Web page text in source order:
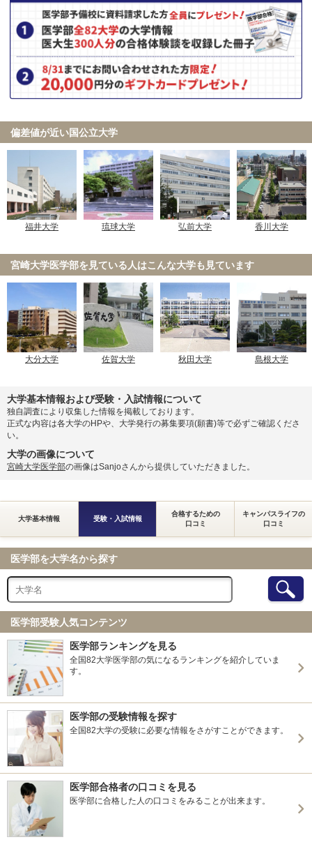
2月16日
北里大学 一般
東邦大学 一般
金沢医科大学 一般前期
兵庫医科大学 一般選抜B（英語資格試験活用型）
帝京大学 大学入学共通テスト利用
国際医療福祉大学 共通テスト利用
2月19日
杏林大学 共通テスト利用(前期)
大阪医科薬科大学 一般選抜（前期）
大阪医科薬科大学 一般選抜（大阪府地域枠）
獨協医科大学 新潟県地域枠
獨協医科大学 栃木県地域枠
東京慈恵会医科大学 一般
東邦大学 統一入試
関西医科大学 大学入学共通テスト利用(前期)
関西医科大学 大学入学共通テスト・一般選抜併用
国際医療福祉大学 共通テスト利用
2月22日
獨協医科大学 栃木県地域枠
東京慈恵会医科大学 一般
2月23日 東京慈恵会医科大学 一般
旭川医科大学 私費外国人留学生選抜
札幌医科大学 前期
北海道大学 前期
弘前大学 前期
弘前大学 総合型選抜Ⅱ
弘前大学 私費外国人留学生入試
秋田大学 前期
秋田大学 私費外国人留学生入試
山形大学 前期
福島県立医科大学 前期（一般）
福島県立医科大学 私費外国人留学生選抜
群馬大学 前期
群馬大学 私費外国人留学生選抜
群馬大学 帰国生選抜
東京大学 前期
東京科学大学(旧東京医科歯科大学) 前期
偏差値が近い国公立大学
福井大学 琉球大学 弘前大学 香川大学
宮崎大学医学部を見ている人はこんな大学も見ています
大分大学 佐賀大学 秋田大学 島根大学
大学基本情報および受験・入試情報について
独自調査により収集した情報を掲載しております。
正式な内容は各大学のHPや、大学発行の募集要項(願書)等で必ずご確認くださ
い。
大学の画像について
宮崎大学医学部の画像はSanjoさんから提供していただきました。
大学基本情報 受験・入試情報
合格するための
口コミ
キャンパスライフの
口コミ
医学部を大学名から探す
医学部受験人気コンテンツ
医学部ランキングを見る
全国82大学医学部の気になるランキングを紹介していま
す。
医学部の受験情報を探す
全国82大学の受験に必要な情報をさがすことができます。
医学部合格者の口コミを見る
医学部に合格した人の口コミをみることが出来ます。